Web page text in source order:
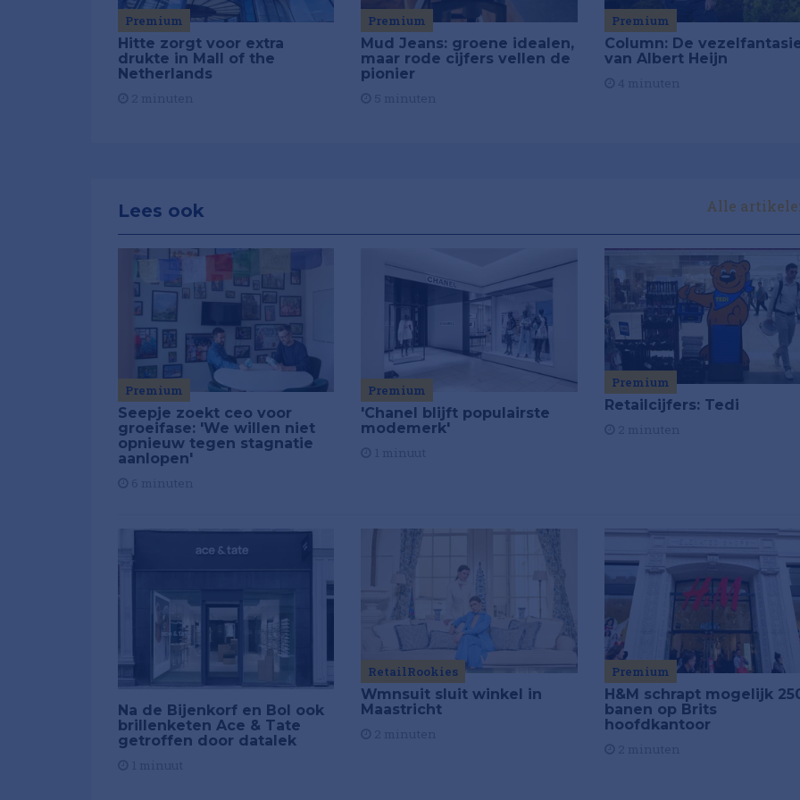
Premium
Hitte zorgt voor extra
drukte in Mall of the
Netherlands
Premium
Mud Jeans: groene idealen,
maar rode cijfers vellen de
pionier
Premium
Column: De
van Albert Heijn
Lees ook Alle
Premium
Seepje zoekt ceo voor
groeifase: 'We willen niet
opnieuw tegen stagnatie
aanlopen'
Premium
'Chanel blijft populairste
modemerk'
Premium
Retailcijfers: Tedi
Na de Bijenkorf en Bol ook
brillenketen Ace & Tate
getroffen door datalek
RetailRookies
Wmnsuit sluit winkel in
Maastricht
Premium
H&M schrapt mogelijk
banen op Brits
hoofdkantoor